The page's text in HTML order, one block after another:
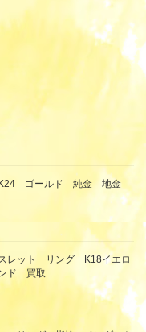
K24 ゴールド 純金 地金
レット リング K18イエロ
ド 買取